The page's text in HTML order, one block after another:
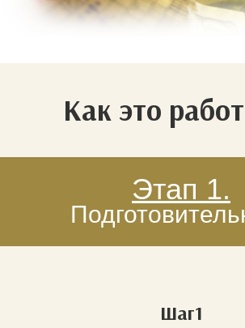
Как это
Этап 1.
Шаг1